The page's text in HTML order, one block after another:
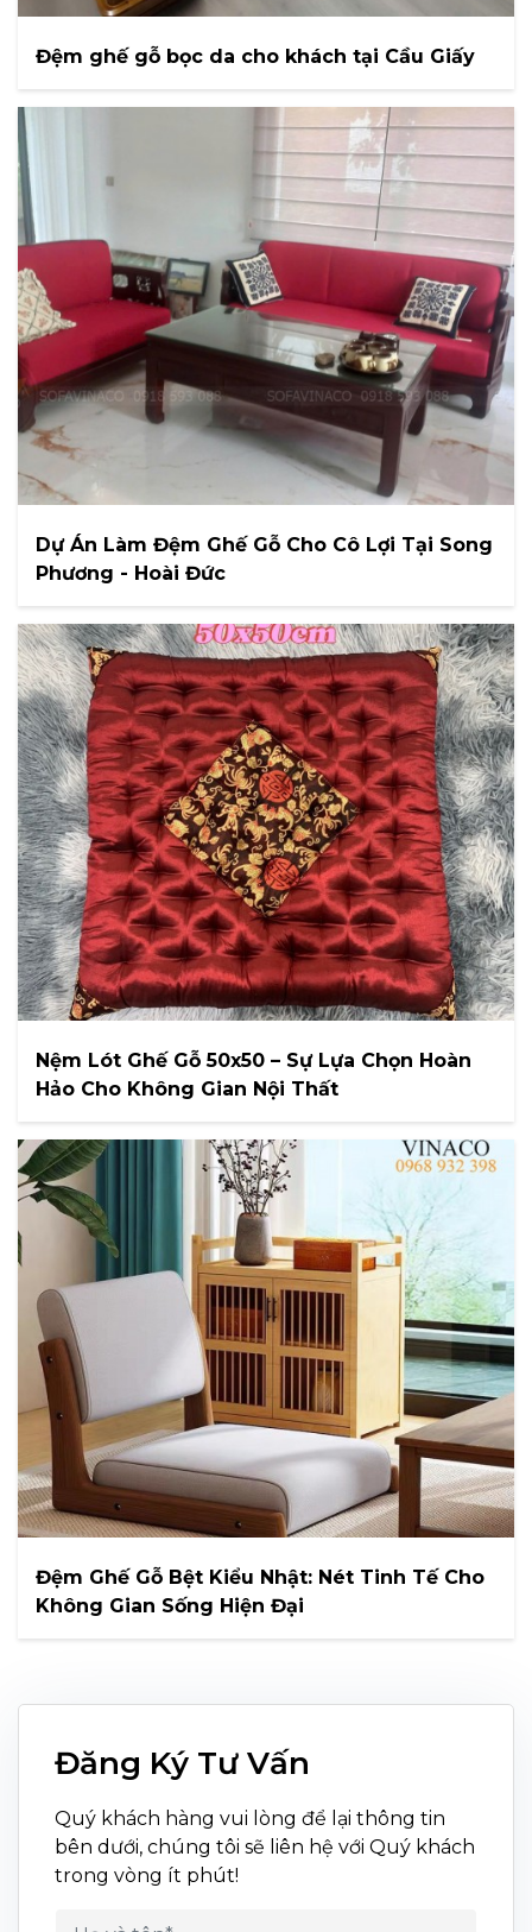
Đệm ghế gỗ bọc da cho khách tại Cầu Giấy
Dự Án Làm Đệm Ghế Gỗ Cho Cô Lợi Tại Song
Phương - Hoài Đức
Nệm Lót Ghế Gỗ 50x50 – Sự Lựa Chọn Hoàn
Hảo Cho Không Gian Nội Thất
Đệm Ghế Gỗ Bệt Kiểu Nhật: Nét Tinh Tế Cho
Không Gian Sống Hiện Đại
Đăng Ký Tư Vấn
Quý khách hàng vui lòng để lại thông tin
bên dưới, chúng tôi sẽ liên hệ với Quý khách
trong vòng ít phút!